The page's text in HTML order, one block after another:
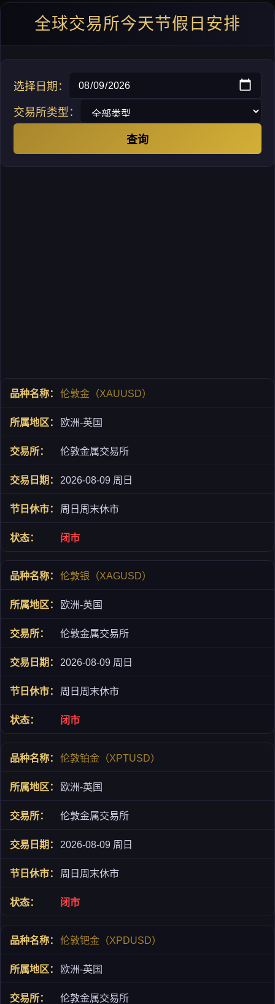
全球交易所今天节假日安排
选择日期：
交易所类型：
查询
伦敦金（XAUUSD）
欧洲-英国
伦敦金属交易所
2026-08-09 周日
周日周末休市
闭市
伦敦银（XAGUSD）
欧洲-英国
伦敦金属交易所
2026-08-09 周日
周日周末休市
闭市
伦敦铂金（XPTUSD）
欧洲-英国
伦敦金属交易所
2026-08-09 周日
周日周末休市
闭市
伦敦钯金（XPDUSD）
欧洲-英国
伦敦金属交易所